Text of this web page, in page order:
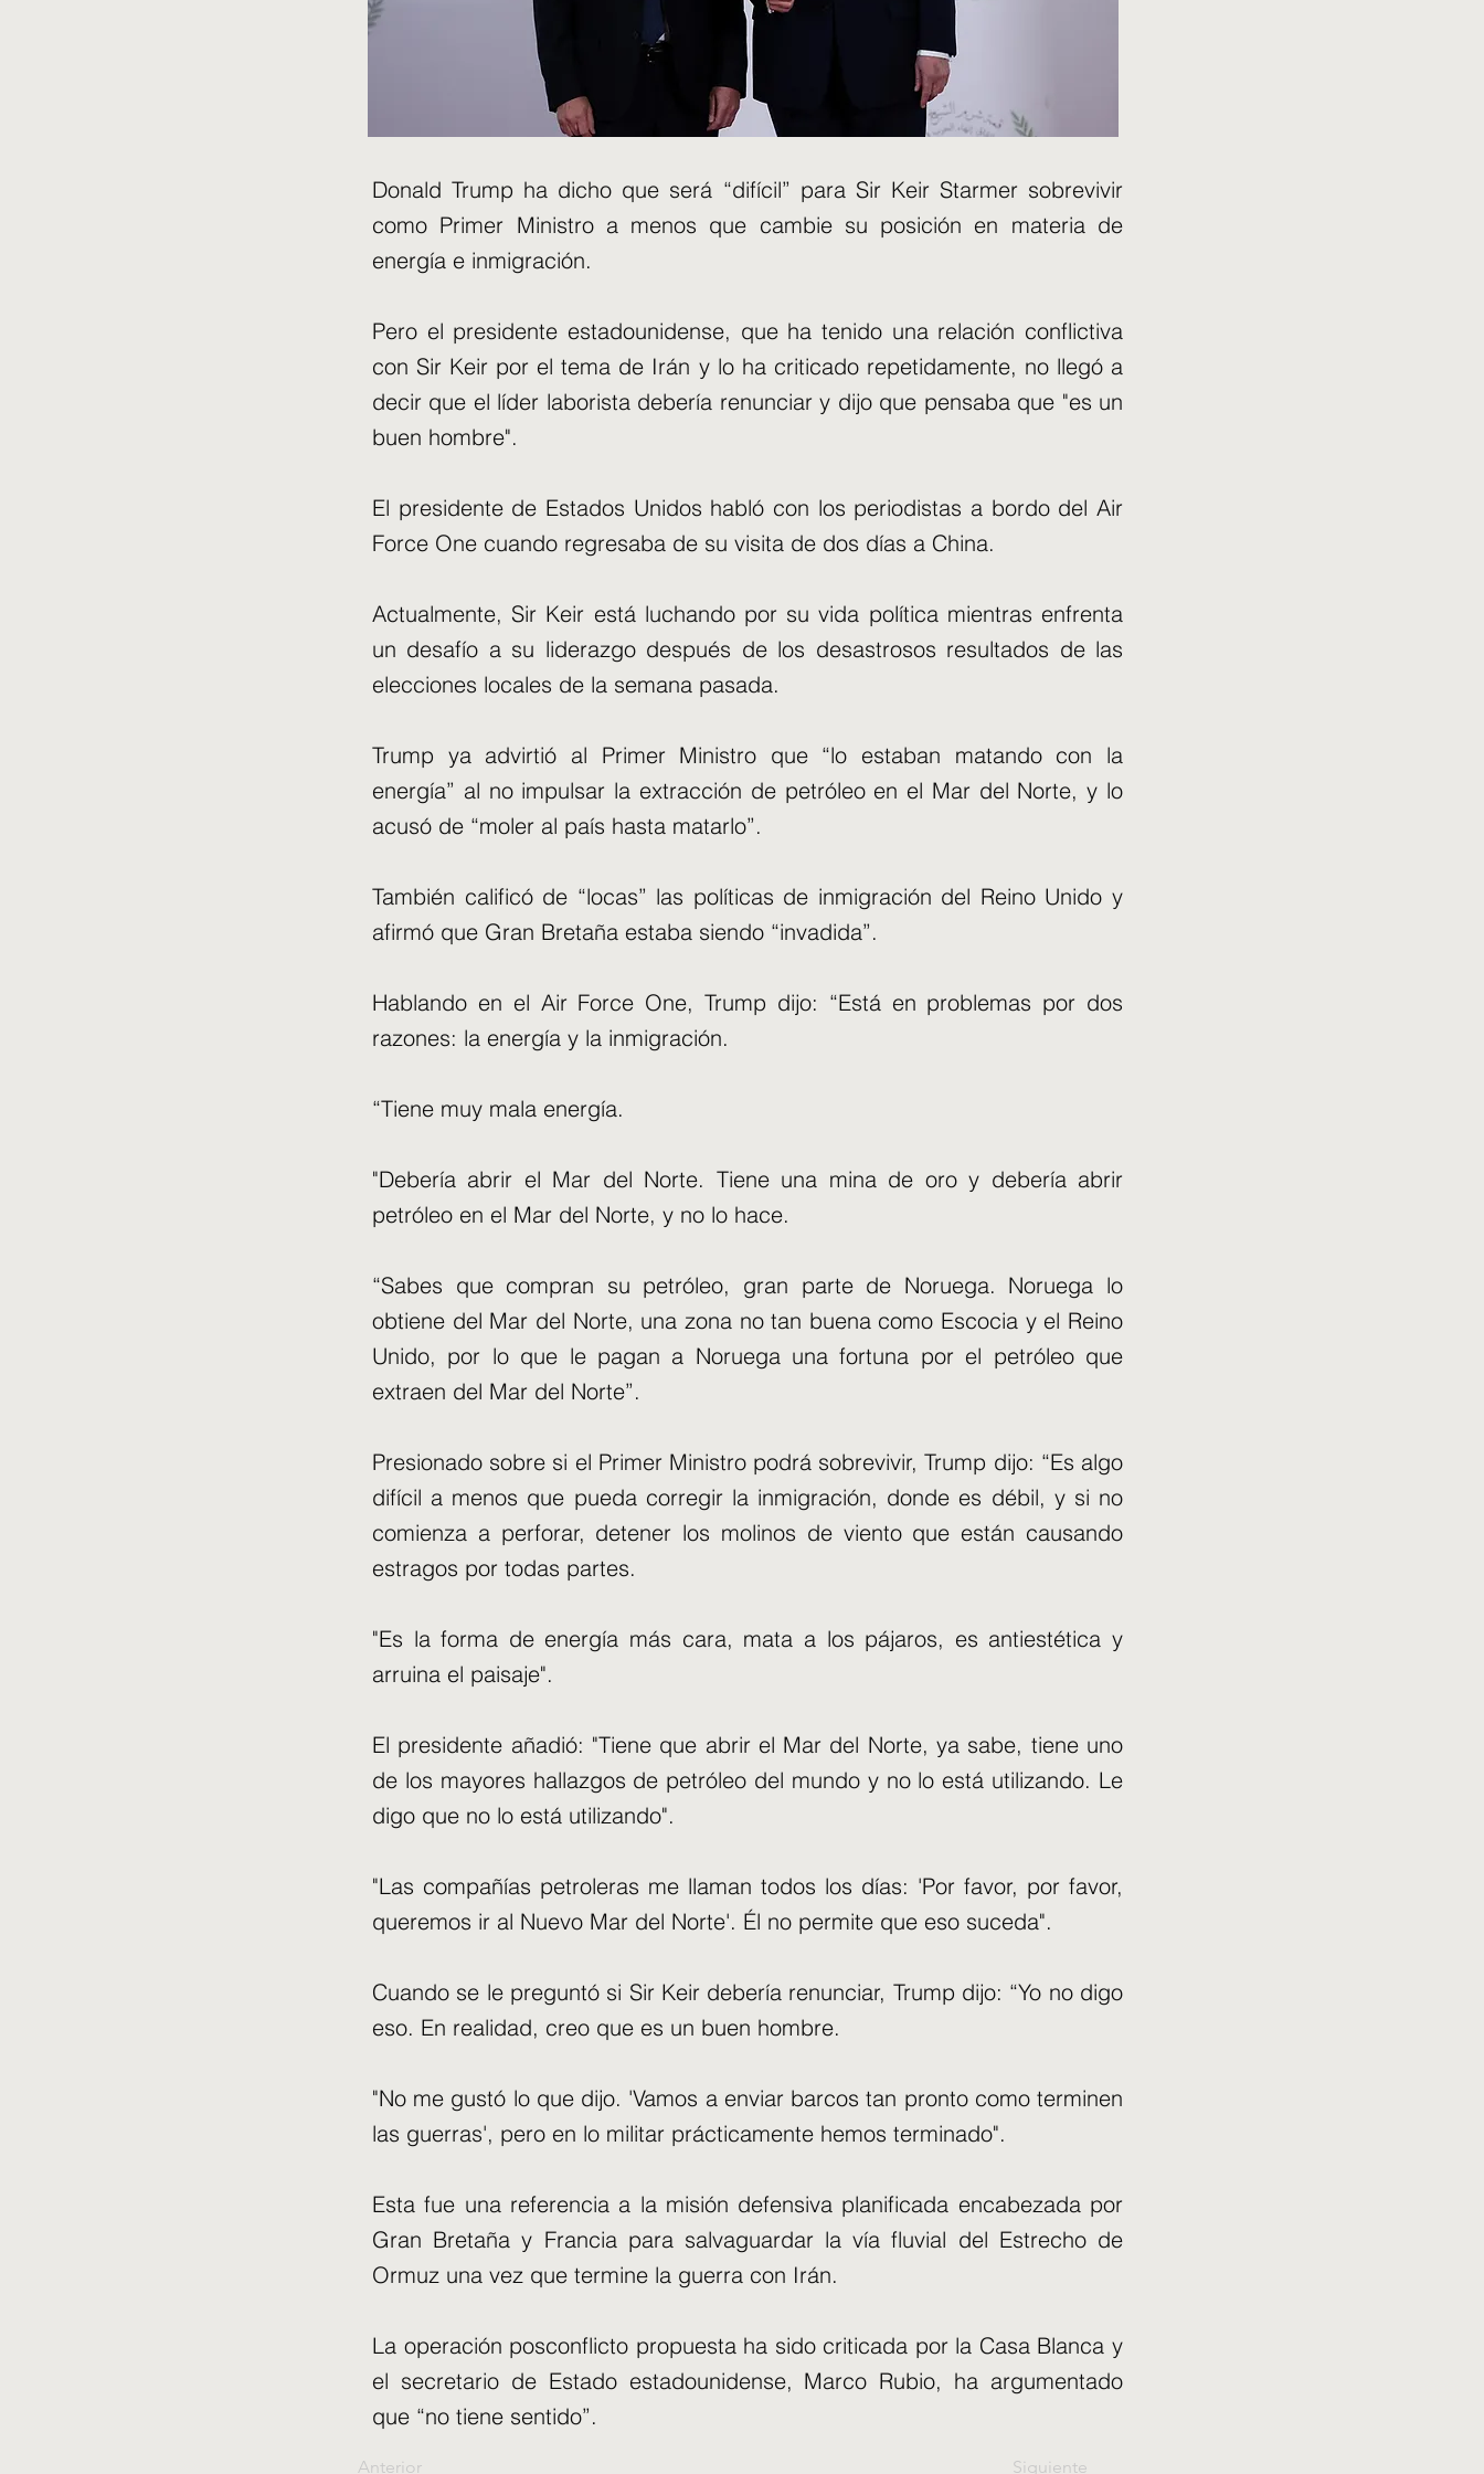
Donald Trump ha dicho que será “difícil” para Sir Keir Starmer sobrevivir
como Primer Ministro a menos que cambie su posición en materia de
energía e inmigración.
Pero el presidente estadounidense, que ha tenido una relación conflictiva
con Sir Keir por el tema de Irán y lo ha criticado repetidamente, no llegó a
decir que el líder laborista debería renunciar y dijo que pensaba que "es un
buen hombre".
El presidente de Estados Unidos habló con los periodistas a bordo del Air
Force One cuando regresaba de su visita de dos días a China.
Actualmente, Sir Keir está luchando por su vida política mientras enfrenta
un desafío a su liderazgo después de los desastrosos resultados de las
elecciones locales de la semana pasada.
Trump ya advirtió al Primer Ministro que “lo estaban matando con la
energía” al no impulsar la extracción de petróleo en el Mar del Norte, y lo
acusó de “moler al país hasta matarlo”.
También calificó de “locas” las políticas de inmigración del Reino Unido y
afirmó que Gran Bretaña estaba siendo “invadida”.
Hablando en el Air Force One, Trump dijo: “Está en problemas por dos
razones: la energía y la inmigración.
“Tiene muy mala energía.
"Debería abrir el Mar del Norte. Tiene una mina de oro y debería abrir
petróleo en el Mar del Norte, y no lo hace.
“Sabes que compran su petróleo, gran parte de Noruega. Noruega lo
obtiene del Mar del Norte, una zona no tan buena como Escocia y el Reino
Unido, por lo que le pagan a Noruega una fortuna por el petróleo que
extraen del Mar del Norte”.
Presionado sobre si el Primer Ministro podrá sobrevivir, Trump dijo: “Es algo
difícil a menos que pueda corregir la inmigración, donde es débil, y si no
comienza a perforar, detener los molinos de viento que están causando
estragos por todas partes.
"Es la forma de energía más cara, mata a los pájaros, es antiestética y
arruina el paisaje".
El presidente añadió: "Tiene que abrir el Mar del Norte, ya sabe, tiene uno
de los mayores hallazgos de petróleo del mundo y no lo está utilizando. Le
digo que no lo está utilizando".
"Las compañías petroleras me llaman todos los días: 'Por favor, por favor,
queremos ir al Nuevo Mar del Norte'. Él no permite que eso suceda".
Cuando se le preguntó si Sir Keir debería renunciar, Trump dijo: “Yo no digo
eso. En realidad, creo que es un buen hombre.
"No me gustó lo que dijo. 'Vamos a enviar barcos tan pronto como terminen
las guerras', pero en lo militar prácticamente hemos terminado".
Esta fue una referencia a la misión defensiva planificada encabezada por
Gran Bretaña y Francia para salvaguardar la vía fluvial del Estrecho de
Ormuz una vez que termine la guerra con Irán.
La operación posconflicto propuesta ha sido criticada por la Casa Blanca y
el secretario de Estado estadounidense, Marco Rubio, ha argumentado
que “no tiene sentido”.
Anterior Siguiente